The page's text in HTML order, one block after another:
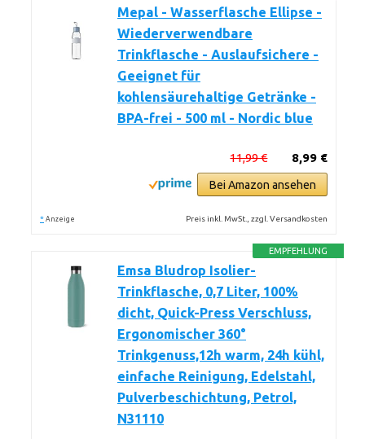
Mepal - Wasserflasche Ellipse -
Wiederverwendbare
Trinkflasche - Auslaufsichere -
Geeignet für
kohlensäurehaltige Getränke -
BPA-frei - 500 ml - Nordic blue
8,99 €
11,99 €
Bei Amazon ansehen
* Anzeige Preis inkl. MwSt., zzgl. Versandkosten
EMPFEHLUNG
Emsa Bludrop Isolier-
Trinkflasche, 0,7 Liter, 100%
dicht, Quick-Press Verschluss,
Ergonomischer 360°
Trinkgenuss,12h warm, 24h kühl,
einfache Reinigung, Edelstahl,
Pulverbeschichtung, Petrol,
N31110